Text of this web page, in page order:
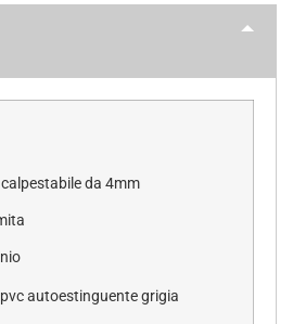
da 4mm
autoestinguente grigia